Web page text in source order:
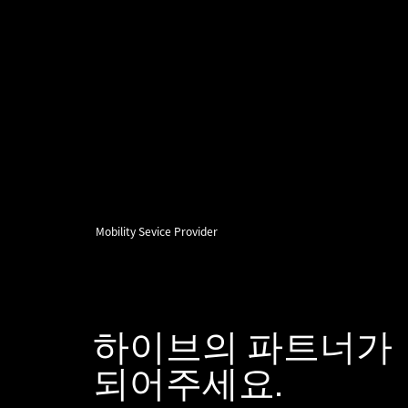
Mobility Sevice Provider
하이브의 파트너가
​되어주세요.